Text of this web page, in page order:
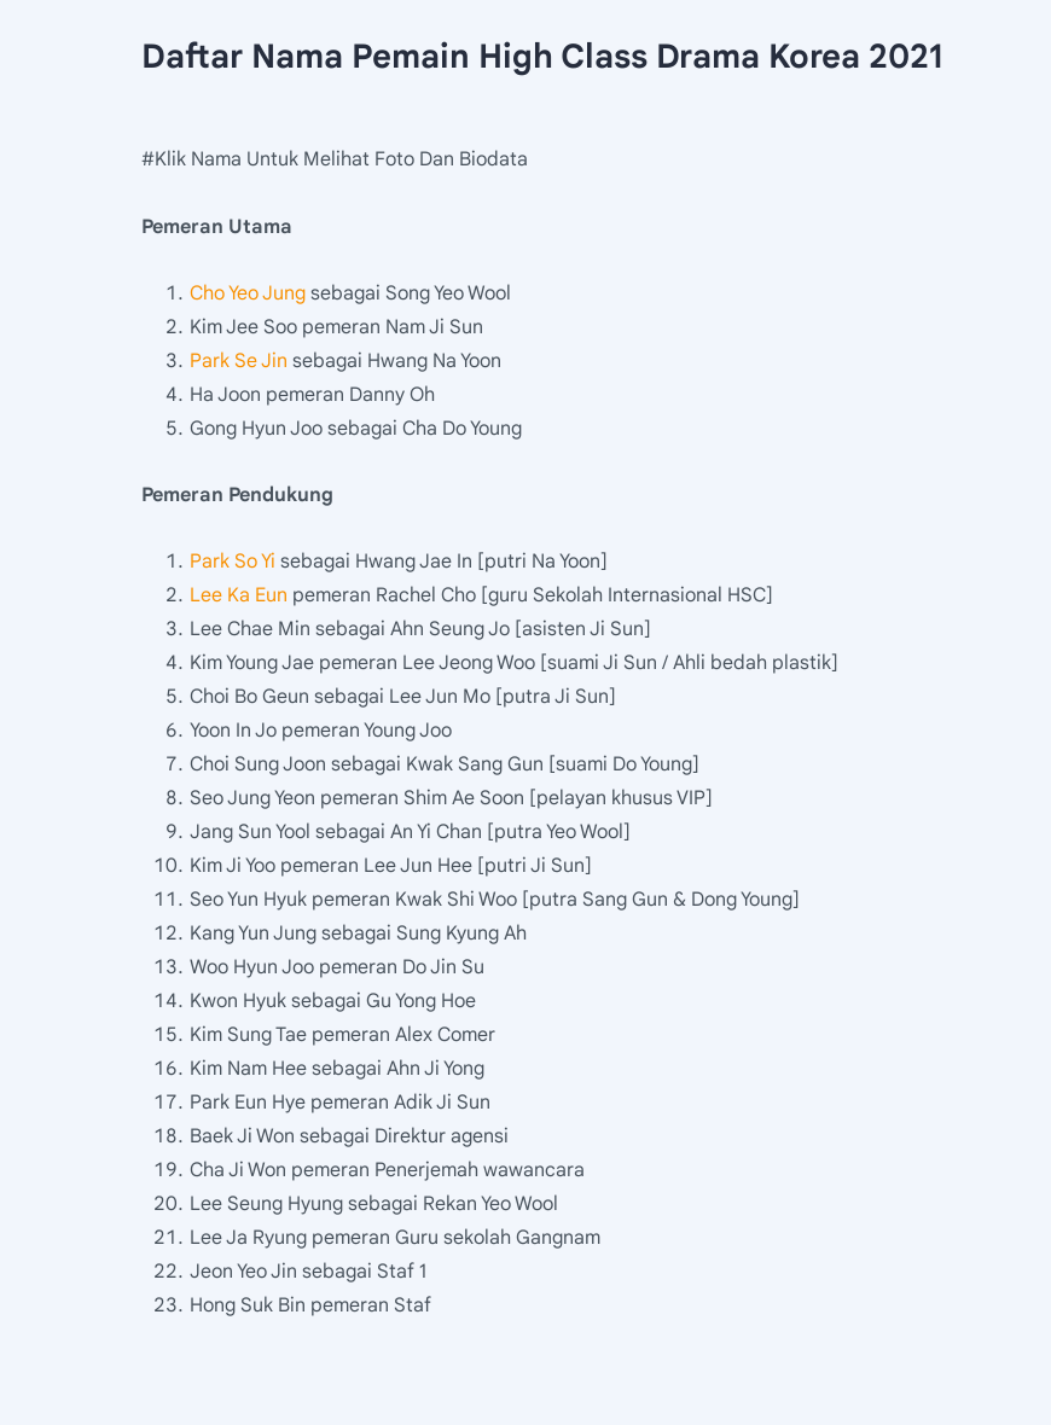
Daftar Nama Pemain High Class Drama Korea 2021
#Klik Nama Untuk Melihat Foto Dan Biodata
Pemeran Utama
Cho Yeo Jung sebagai Song Yeo Wool
Kim Jee Soo pemeran Nam Ji Sun
Park Se Jin sebagai Hwang Na Yoon
Ha Joon pemeran Danny Oh
Gong Hyun Joo sebagai Cha Do Young
Pemeran Pendukung
Park So Yi sebagai Hwang Jae In [putri Na Yoon]
Lee Ka Eun pemeran Rachel Cho [guru Sekolah Internasional HSC]
Lee Chae Min sebagai Ahn Seung Jo [asisten Ji Sun]
Kim Young Jae pemeran Lee Jeong Woo [suami Ji Sun / Ahli bedah plastik]
Choi Bo Geun sebagai Lee Jun Mo [putra Ji Sun]
Yoon In Jo pemeran Young Joo
Choi Sung Joon sebagai Kwak Sang Gun [suami Do Young]
Seo Jung Yeon pemeran Shim Ae Soon [pelayan khusus VIP]
Jang Sun Yool sebagai An Yi Chan [putra Yeo Wool]
Kim Ji Yoo pemeran Lee Jun Hee [putri Ji Sun]
Seo Yun Hyuk pemeran Kwak Shi Woo [putra Sang Gun & Dong Young]
Kang Yun Jung sebagai Sung Kyung Ah
Woo Hyun Joo pemeran Do Jin Su
Kwon Hyuk sebagai Gu Yong Hoe
Kim Sung Tae pemeran Alex Comer
Kim Nam Hee sebagai Ahn Ji Yong
Park Eun Hye pemeran Adik Ji Sun
Baek Ji Won sebagai Direktur agensi
Cha Ji Won pemeran Penerjemah wawancara
Lee Seung Hyung sebagai Rekan Yeo Wool
Lee Ja Ryung pemeran Guru sekolah Gangnam
Jeon Yeo Jin sebagai Staf 1
Hong Suk Bin pemeran Staf